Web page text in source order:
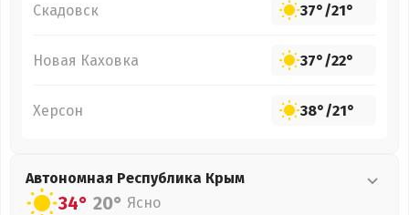
Скадовск 37°/21°
Новая Каховка 37°/22°
Херсон 38°/21°
Автономная Республика Крым
34° 20° Ясно